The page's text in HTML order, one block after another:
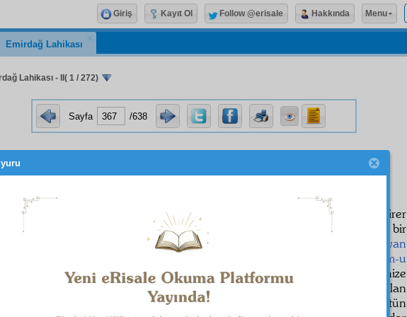
Emirdağ Lahikası
Lahikası - II( 1 / 272)
Sayfa /638
-
tebrikiyle beraber herbirinizi derecesine göre birerSaid
ve birer
im ve benim yerimde Nurların birer bekçi
ı olarak mânevî bir
kabul ettiğimi haber verdiğim gibi, şimdi de size
beyan
ulûm-u
hizmet-i Kur'âniyede bir üstadlık vermişsiniz. Ben de herbirinize
nisbeteneski zaman üstadlarınınicazetalmaya lâyık olan
yi verdiklerimisil
veriyorum. Ve bütün
Giriş Kayıt Ol Follow @erisale Hakkında Menu